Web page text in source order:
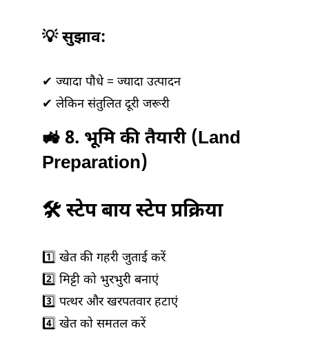
💡 सुझाव:
✔ ज्यादा पौधे = ज्यादा उत्पादन
✔ लेकिन संतुलित दूरी जरूरी
🚜 8. भूमि की तैयारी (Land
Preparation)
🛠️ स्टेप बाय स्टेप प्रक्रिया
1️⃣ खेत की गहरी जुताई करें
2️⃣ मिट्टी को भुरभुरी बनाएं
3️⃣ पत्थर और खरपतवार हटाएं
4️⃣ खेत को समतल करें